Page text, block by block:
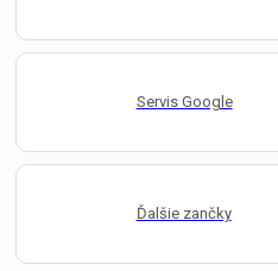
Servis Google
Ďalšie zančky